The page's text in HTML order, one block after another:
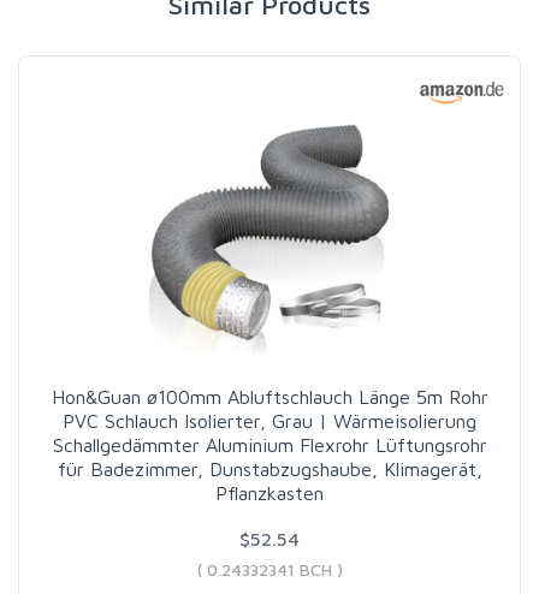
Hon&Guan ø100mm Abluftschlauch Länge 5m Rohr
PVC Schlauch Isolierter, Grau | Wärmeisolierung
Schallgedämmter Aluminium Flexrohr Lüftungsrohr
für Badezimmer, Dunstabzugshaube, Klimagerät,
Pflanzkasten
$52.54
( 0.24332341 BCH )